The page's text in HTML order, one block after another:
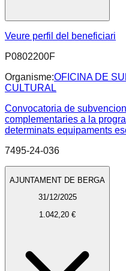
Veure perfil del beneficiari
P0802200F
Organisme:OFICINA DE
CULTURAL
Convocatoria de
complementaries a la
determinats equipaments
7495-24-036
AJUNTAMENT DE BERGA
31/12/2025
1.042,20 €